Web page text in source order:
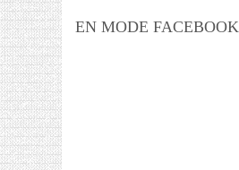
EN MODE FACEBOOK